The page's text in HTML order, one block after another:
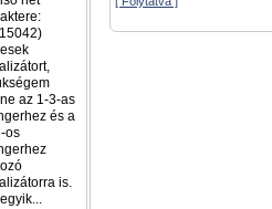
az 1-3-as
és a
os
is.